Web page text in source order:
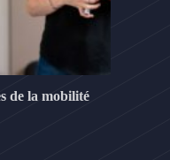
de la mobilité